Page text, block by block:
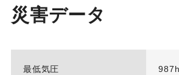
災害データ
最低気圧